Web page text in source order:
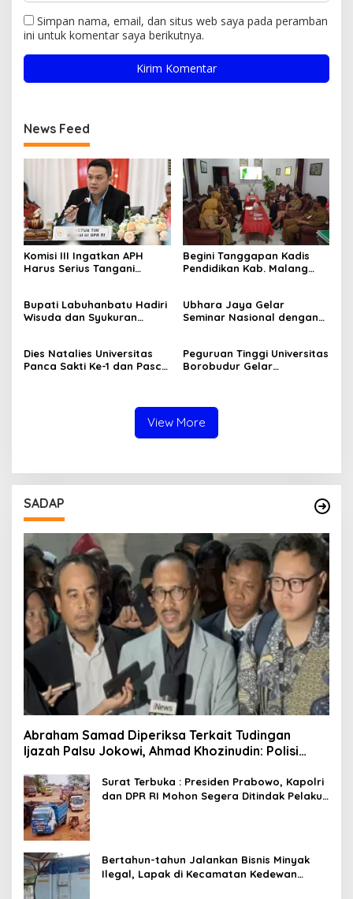
Simpan nama, email, dan situs web saya pada peramban
ini untuk komentar saya berikutnya.
News Feed
Komisi III Ingatkan APH
Harus Serius Tangani
Begini Tanggapan Kadis
Pendidikan Kab. Malang
Bupati Labuhanbatu Hadiri
Wisuda dan Syukuran
Ubhara Jaya Gelar
Seminar Nasional dengan
Dies Natalies Universitas
Panca Sakti Ke-1 dan Pasca
Peguruan Tinggi Universitas
Borobudur Gelar
View More
SADAP
Abraham Samad Diperiksa Terkait Tudingan
Ijazah Palsu Jokowi, Ahmad Khozinudin: Polisi
Surat Terbuka : Presiden Prabowo, Kapolri
dan DPR RI Mohon Segera Ditindak Pelaku
Bertahun-tahun Jalankan Bisnis Minyak
Ilegal, Lapak di Kecamatan Kedewan